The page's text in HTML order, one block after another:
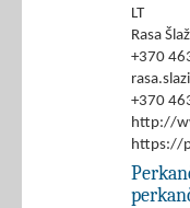
LT
Rasa
+370
+370
http://
https://